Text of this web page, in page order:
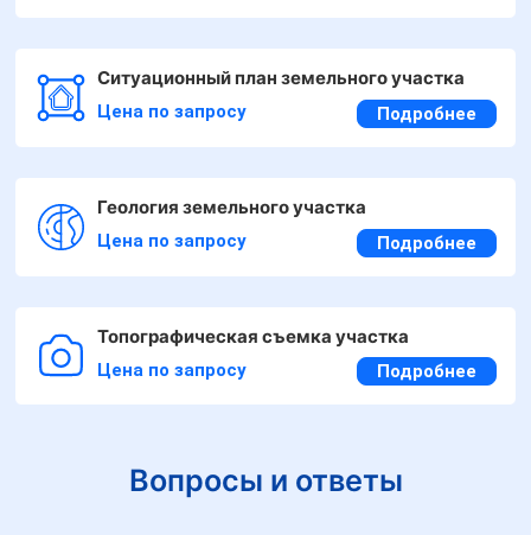
Ситуационный план земельного участка
Цена по запросу Подробнее
Геология земельного участка
Цена по запросу Подробнее
Топографическая съемка участка
Цена по запросу Подробнее
Вопросы и ответы